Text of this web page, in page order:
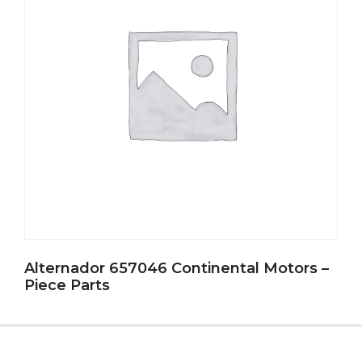
Alternador 657046 Continental Motors –
Piece Parts